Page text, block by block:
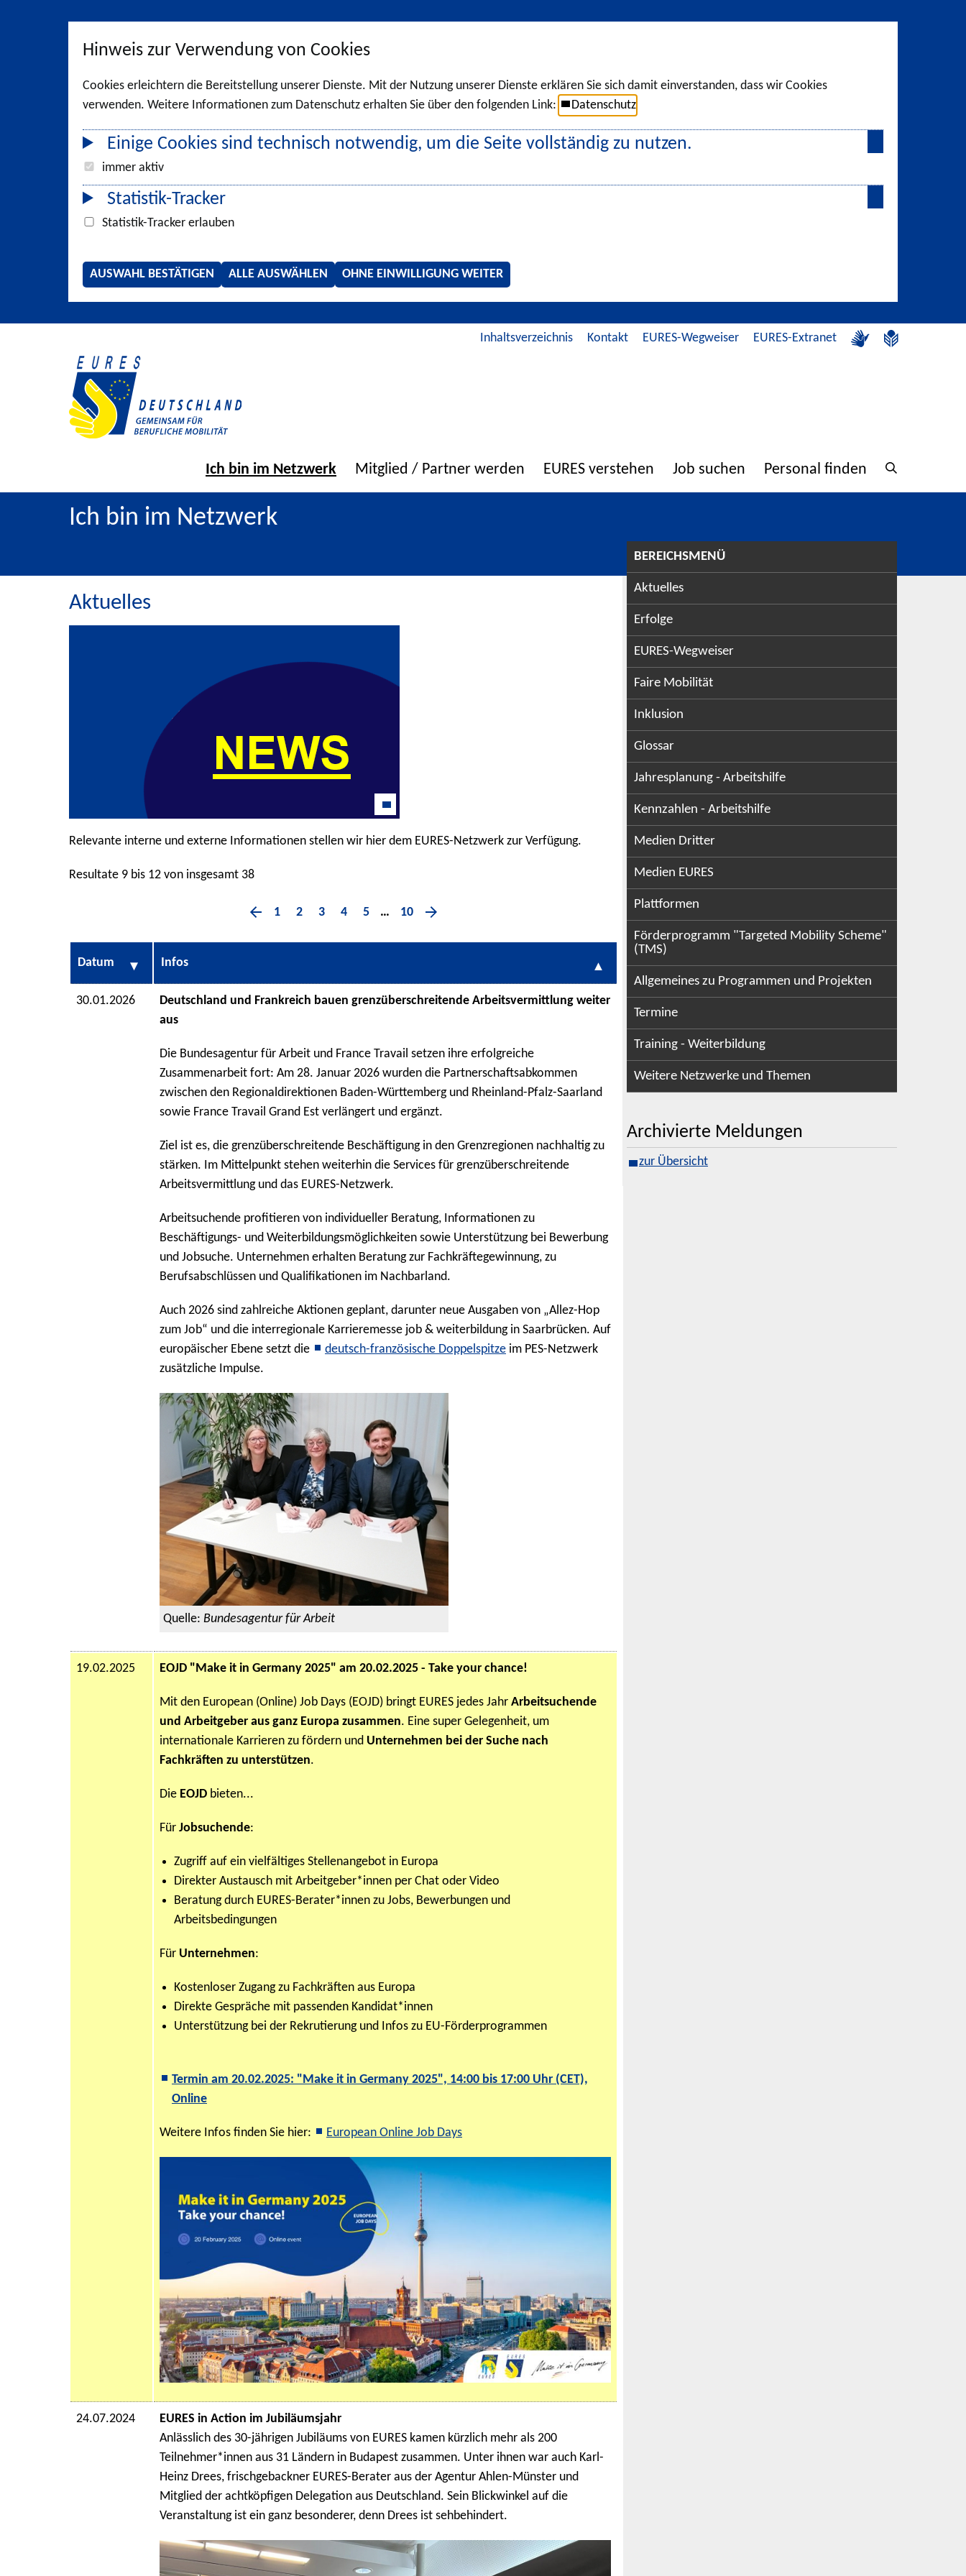
Hinweis zur Verwendung von Cookies
Cookies erleichtern die Bereitstellung unserer Dienste. Mit der Nutzung unserer Dienste erklären Sie sich damit einverstanden, dass wir Cookies
verwenden. Weitere Informationen zum Datenschutz erhalten Sie über den folgenden Link:
Datenschutz
Einige Cookies sind technisch notwendig, um die Seite vollständig zu nutzen.
immer aktiv
Statistik-Tracker
Statistik-Tracker erlauben
AUSWAHL BESTÄTIGEN ALLE AUSWÄHLEN OHNE EINWILLIGUNG WEITER
Inhaltsverzeichnis Kontakt EURES-Wegweiser EURES-Extranet
Ich bin im Netzwerk Mitglied / Partner werden EURES verstehen Job suchen Personal finden
Ich bin im Netzwerk
Aktuelles
Relevante interne und externe Informationen stellen wir hier dem EURES-Netzwerk zur Verfügung.
Resultate 9 bis 12 von insgesamt 38
1 2 3 4 5 … 10
Datum Infos
30.01.2026
Deutschland und Frankreich bauen grenzüberschreitende Arbeitsvermittlung weiter
aus
Die Bundesagentur für Arbeit und France Travail setzen ihre erfolgreiche
Zusammenarbeit fort: Am 28. Januar 2026 wurden die Partnerschaftsabkommen
zwischen den Regionaldirektionen Baden-Württemberg und Rheinland-Pfalz-Saarland
sowie France Travail Grand Est verlängert und ergänzt.
Ziel ist es, die grenzüberschreitende Beschäftigung in den Grenzregionen nachhaltig zu
stärken. Im Mittelpunkt stehen weiterhin die Services für grenzüberschreitende
Arbeitsvermittlung und das EURES-Netzwerk.
Arbeitsuchende profitieren von individueller Beratung, Informationen zu
Beschäftigungs- und Weiterbildungsmöglichkeiten sowie Unterstützung bei Bewerbung
und Jobsuche. Unternehmen erhalten Beratung zur Fachkräftegewinnung, zu
Berufsabschlüssen und Qualifikationen im Nachbarland.
Auch 2026 sind zahlreiche Aktionen geplant, darunter neue Ausgaben von „Allez-Hop
zum Job“ und die interregionale Karrieremesse job & weiterbildung in Saarbrücken. Auf
europäischer Ebene setzt die
deutsch-französische Doppelspitze im PES-Netzwerk
zusätzliche Impulse.
Quelle: Bundesagentur für Arbeit
19.02.2025 EOJD "Make it in Germany 2025" am 20.02.2025 - Take your chance!
Mit den European (Online) Job Days (EOJD) bringt EURES jedes Jahr Arbeitsuchende
und Arbeitgeber aus ganz Europa zusammen. Eine super Gelegenheit, um
internationale Karrieren zu fördern und Unternehmen bei der Suche nach
Fachkräften zu unterstützen.
Die EOJD bieten...
Für Jobsuchende:
Zugriff auf ein vielfältiges Stellenangebot in Europa
Direkter Austausch mit Arbeitgeber*innen per Chat oder Video
Beratung durch EURES-Berater*innen zu Jobs, Bewerbungen und
Arbeitsbedingungen
Für Unternehmen:
Kostenloser Zugang zu Fachkräften aus Europa
Direkte Gespräche mit passenden Kandidat*innen
Unterstützung bei der Rekrutierung und Infos zu EU-Förderprogrammen
Termin am 20.02.2025: " Make it in Germany 2025", 14:00 bis 17:00 Uhr (CET),
Online
Weitere Infos finden Sie hier: European Online Job Days
24.07.2024
EURES in Action im Jubiläumsjahr
Anlässlich des 30-jährigen Jubiläums von EURES kamen kürzlich mehr als 200
Teilnehmer*innen aus 31 Ländern in Budapest zusammen. Unter ihnen war auch Karl-
Heinz Drees, frischgebackner EURES-Berater aus der Agentur Ahlen-Münster und
Mitglied der achtköpfigen Delegation aus Deutschland. Sein Blickwinkel auf die
Veranstaltung ist ein ganz besonderer, denn Drees ist sehbehindert.
BEREICHSMENÜ
Aktuelles
Erfolge
EURES-Wegweiser
Faire Mobilität
Inklusion
Glossar
Jahresplanung - Arbeitshilfe
Kennzahlen - Arbeitshilfe
Medien Dritter
Medien EURES
Plattformen
Förderprogramm "Targeted Mobility Scheme"
(TMS)
Allgemeines zu Programmen und Projekten
Termine
Training - Weiterbildung
Weitere Netzwerke und Themen
Archivierte Meldungen
zur Übersicht